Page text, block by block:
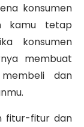
konsumen
kamu tetap
konsumen
membuat
dan
fitur-fitur dan